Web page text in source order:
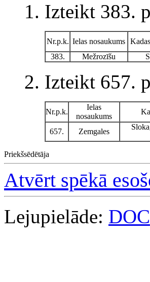
1. Izteikt 383.
Nr.p.k. Ielas nosaukums
383.
Mežrozīšu
2. Izteikt 657.
Nr.p.k.
Ielas
nosaukums
657. Zemgales
Priekšsēdētāja
Atvērt spēkā
Lejupielāde: DOC